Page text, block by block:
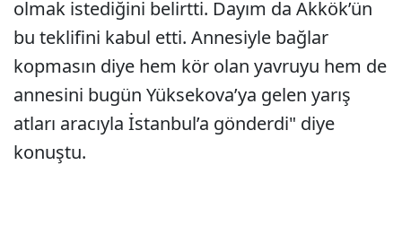
olmak istediğini belirtti. Dayım da Akkök’ün
bu teklifini kabul etti. Annesiyle bağlar
kopmasın diye hem kör olan yavruyu hem de
annesini bugün Yüksekova’ya gelen yarış
atları aracıyla İstanbul’a gönderdi" diye
konuştu.